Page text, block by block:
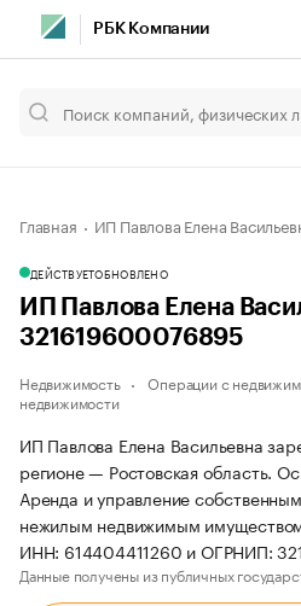
РБК Компании
Главная ИП Павлова Елена
ДЕЙСТВУЕТОБНОВЛЕНО
ИП Павлова Елена
321619600076895
Недвижимость Операции с
недвижимости
ИП Павлова Елена Васильевна
регионе — Ростовская область.
Аренда и управление
нежилым недвижимым
ИНН: 614404411260 и ОГРНИП:
Данные получены из публичных